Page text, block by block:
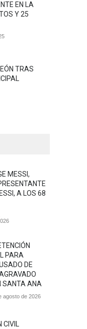
EN LA
Y 25
TRAS
MESSI,
A LOS 68
PARA
DE
SANTA ANA
agosto de 2026
CIVIL